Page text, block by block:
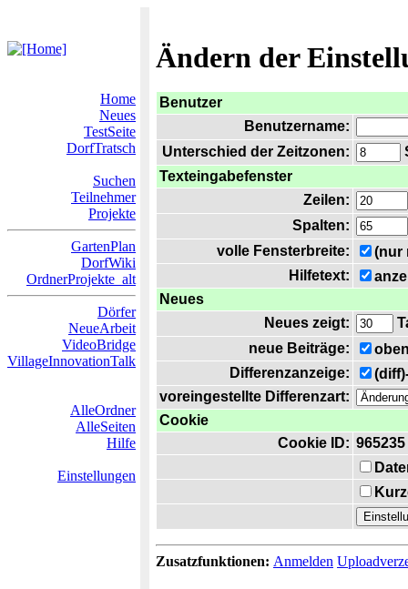
Ändern der
Home
Neues
TestSeite
DorfTratsch
Suchen
Teilnehmer
Projekte
GartenPlan
DorfWiki
OrdnerProjekte_alt
Dörfer
NeueArbeit
VideoBridge
VillageInnovationTalk
AlleOrdner
AlleSeiten
Hilfe
Einstellungen
Benutzer
Benutzername:
Unterschied der Zeitzonen:
Texteingabefenster
Zeilen:
Spalten:
volle Fensterbreite:
(nur
Hilfetext:
Neues
Neues zeigt:
neue Beiträge:
Differenzanzeige:
voreingestellte Differenzart:
Cookie
Cookie ID: 965235
Zusatzfunktionen: Anmelden